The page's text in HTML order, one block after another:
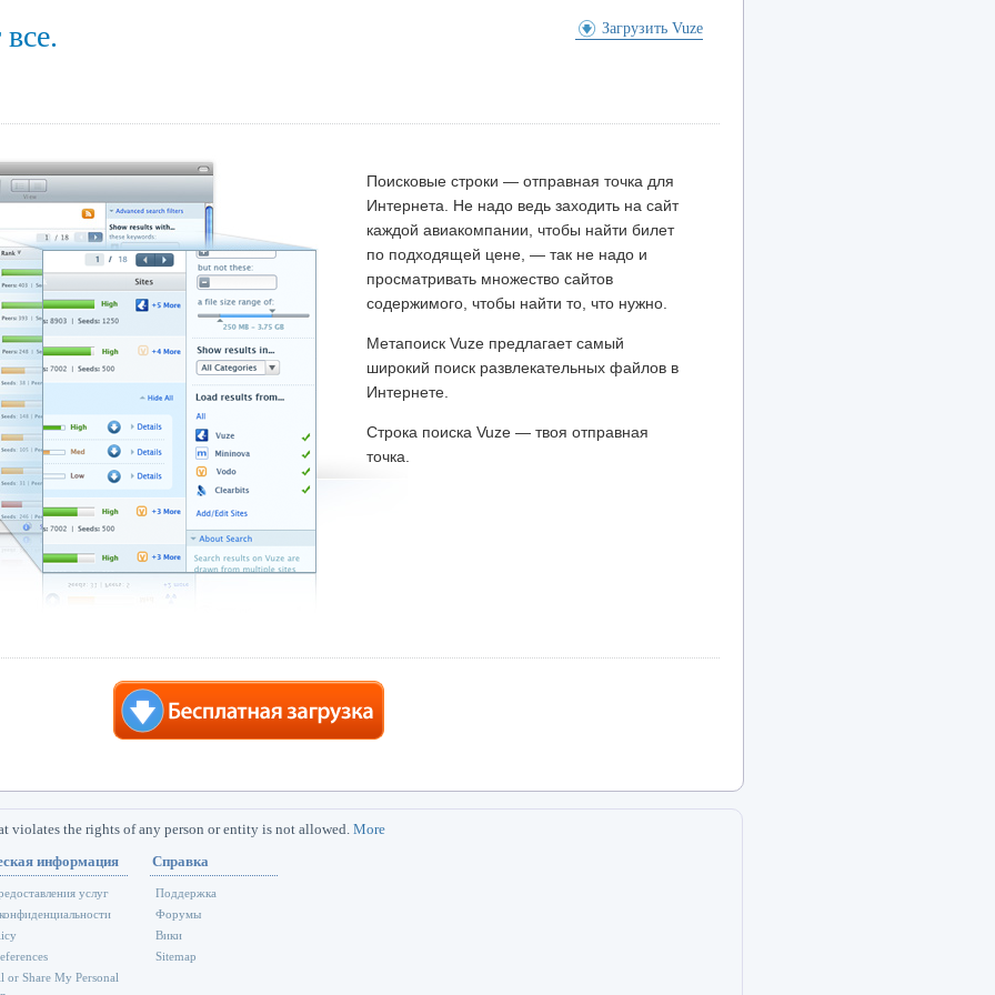
Загрузить Vuze
Поисковые строки — отправная точка для
Интернета. Не надо ведь заходить на сайт
каждой авиакомпании, чтобы найти билет
по подходящей цене, — так не надо и
просматривать множество сайтов
содержимого, чтобы найти то, что нужно.
Метапоиск Vuze предлагает самый
широкий поиск развлекательных файлов в
Интернете.
Строка поиска Vuze — твоя отправная
точка.
violates the rights of any person or entity is not allowed. More
информация
услуг
or Share My Personal
Справка
Поддержка
Форумы
Вики
Sitemap